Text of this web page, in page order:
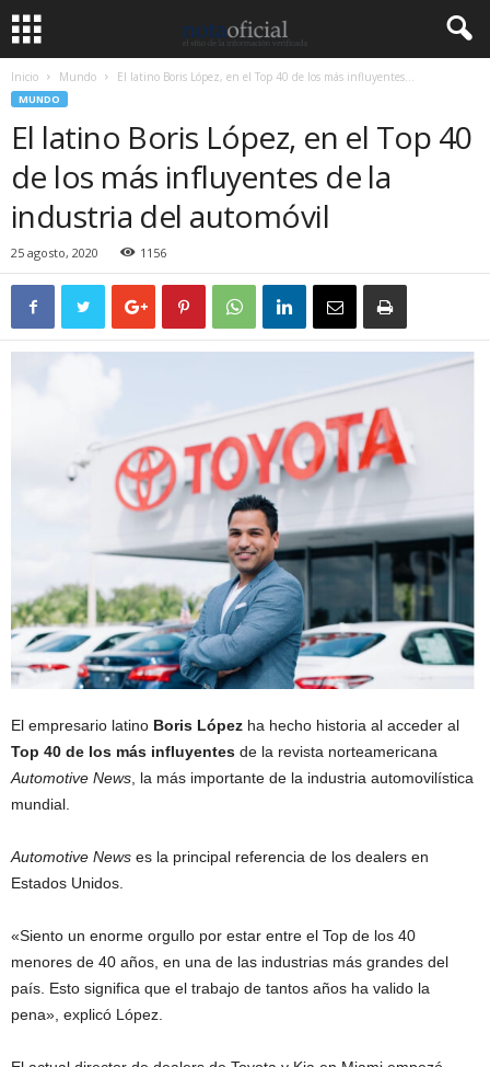
Inicio Mundo El latino Boris López, en el Top 40 de los más influyentes...
MUNDO
El latino Boris López, en el Top 40
de los más influyentes de la
industria del automóvil
25 agosto, 2020 1156
El empresario latino Boris López ha hecho historia al acceder al
Top 40 de los más influyentes de la revista norteamericana
Automotive News , la más importante de la industria automovilística
mundial.
Automotive News es la principal referencia de los dealers en
Estados Unidos.
«Siento un enorme orgullo por estar entre el Top de los 40
menores de 40 años, en una de las industrias más grandes del
país. Esto significa que el trabajo de tantos años ha valido la
pena», explicó López.